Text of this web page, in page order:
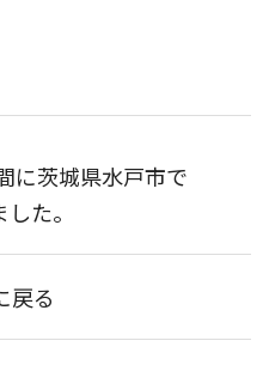
に茨城県水戸市で
た。
戻る